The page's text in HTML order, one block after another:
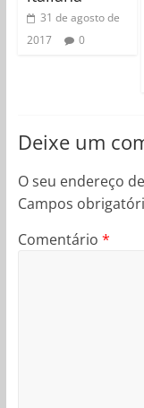
31 de agosto de
2017
0
Deixe um
O seu endereço
Campos
Comentário *